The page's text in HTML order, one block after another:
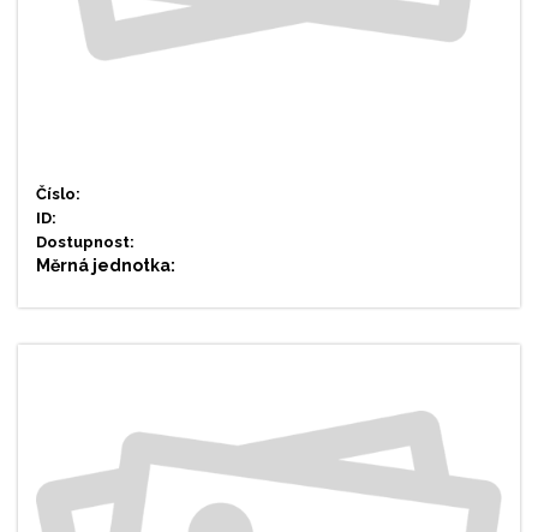
Číslo:
ID:
Dostupnost:
Měrná jednotka: